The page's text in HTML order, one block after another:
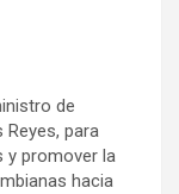
de
Reyes, para
y promover la
hacia